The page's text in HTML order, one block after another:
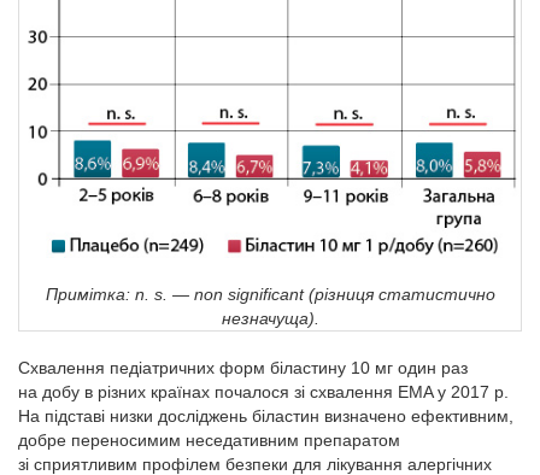
Примітка: n. s. — non significant (різниця статистично
незначуща).
Схвалення педіатричних форм біластину 10 мг один раз
на добу в різних країнах почалося зі схвалення EMA у 2017 р.
На підставі низки досліджень біластин визначено ефективним,
добре переносимим неседативним препаратом
зі сприятливим профілем безпеки для лікування алергічних